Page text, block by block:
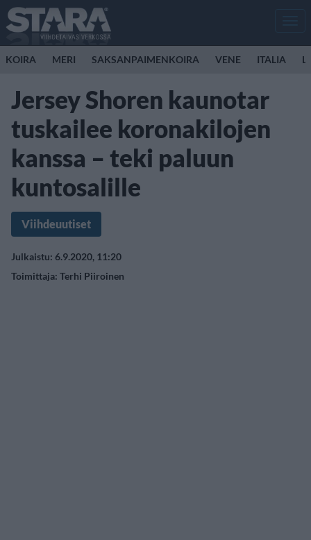
KOIRA MERI SAKSANPAIMENKOIRA VENE ITALIA
Jersey Shoren kaunotar
tuskailee koronakilojen
kanssa – teki paluun
kuntosalille
Viihdeuutiset
Julkaistu: 6.9.2020, 11:20
Toimittaja: Terhi Piiroinen